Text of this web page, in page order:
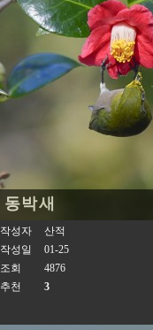
동박새
작성자
산적
작성일
01-25
조회
4876
추천
3